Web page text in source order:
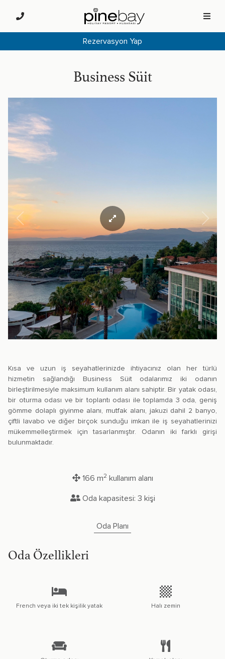
Rezervasyon Yap
Business Süit
Kısa ve uzun iş seyahatlerinizde ihtiyacınız olan her türlü
hizmetin sağlandığı Business Süit odalarımız iki odanın
birleştirilmesiyle maksimum kullanım alanı sahiptir. Bir yatak odası,
bir oturma odası ve bir toplantı odası ile toplamda 3 oda, geniş
gömme dolaplı giyinme alanı, mutfak alanı, jakuzi dahil 2 banyo,
çiftli lavabo ve diğer birçok sunduğu imkan ile iş seyahatlerinizi
mükemmelleştirmek için tasarlanmıştır. Odanın iki farklı girişi
bulunmaktadır.
166 m2 kullanım alanı
Oda kapasitesi: 3 kişi
Oda Planı
Oda Özellikleri
French veya iki tek kişilik yatak Halı zemin